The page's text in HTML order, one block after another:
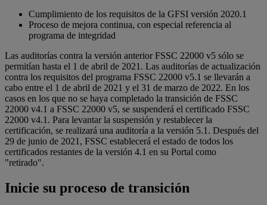
Cumplimiento de los requisitos de la GFSI versión 2020.1
Proceso de mejora continua, con especial referencia al
programa de integridad
Las auditorías contra la versión anterior FSSC 22000 v5 sólo se
permitían hasta el 1 de abril de 2021. Las auditorías de actualización
contra los requisitos del programa FSSC 22000 v5.1 se llevarán a
cabo entre el 1 de abril de 2021 y el 31 de marzo de 2022. En los
casos en los que no se haya completado la transición de FSSC
22000 v4.1 a FSSC 22000 v5, se suspenderá el certificado FSSC
22000 v4.1. Para levantar la suspensión y restablecer la
certificación, se realizará una auditoría a la versión 5.1. Después del
29 de junio de 2021, FSSC establecerá el estado de todos los
certificados restantes de la versión 4.1 en su Portal como
"retirado".
Inicie su proceso de transición